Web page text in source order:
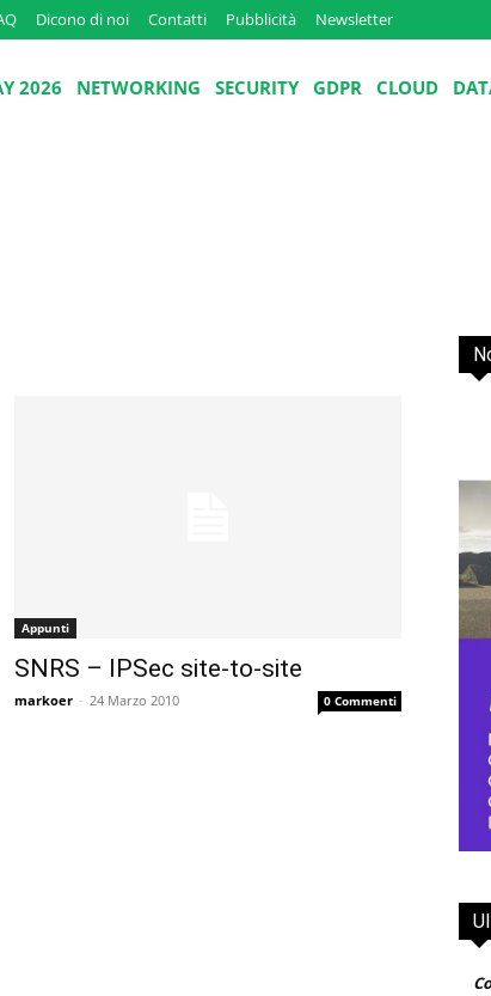
Dicono di noi Contatti Pubblicità Newsletter
2026 NETWORKING SECURITY GDPR CLOUD
Appunti
SNRS – IPSec site-to-site
markoer - 24 Marzo 2010 0 Commenti